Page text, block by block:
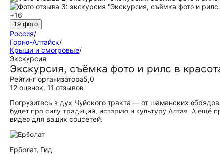
+16
19 фото
Россия/
Горно-Алтайск/
Крыши и смотровые/
Экскурсия
Экскурсия, съёмка фото и рилс в
Рейтинг организатора5,0
12 оценок, 11 отзывов
Погрузитесь в дух Чуйского тракта — от шаманских
будет про силу традиций, историю и культуру Алтая. А
видео для ваших соцсетей.
Ерболат, Гид